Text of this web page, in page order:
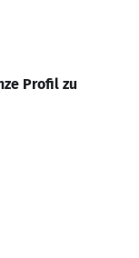
Profil zu